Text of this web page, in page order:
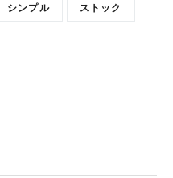
シンプル ストック